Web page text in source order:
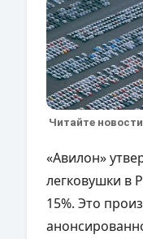
Читайте
«Авилон»
легковушки в
15%. Это